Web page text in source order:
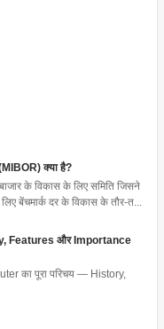
क्या है?
के विकास के लिए समिति जिसने
बेंचमार्क दर के विकास के तौर-त...
Features और Importance
का पूरा परिचय — History,